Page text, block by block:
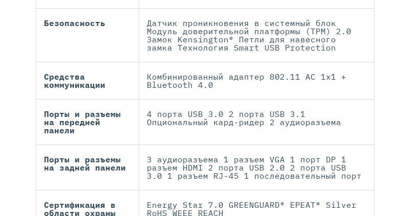
Безопасность
Датчик проникновения в системный блок
Модуль доверительной платформы (TPM) 2.0
Замок Kensington® Петли для навесного
замка Технология Smart USB Protection
Средства
коммуникации
Комбинированный адаптер 802.11 АС 1x1 +
Bluetooth 4.0
Порты и разъемы
на передней
панели
4 порта USB 3.0 2 порта USB 3.1
Опциональный кард-ридер 2 аудиоразъема
Порты и разъемы
на задней панели
3 аудиоразъема 1 разъем VGA 1 порт DP 1
разъем HDMI 2 порта USB 2.0 2 порта USB
3.0 1 разъем RJ-45 1 последовательный порт
Сертификация в
области охраны
Energy Star 7.0 GREENGUARD® EPEAT® Silver
RoHS WEEE REACH